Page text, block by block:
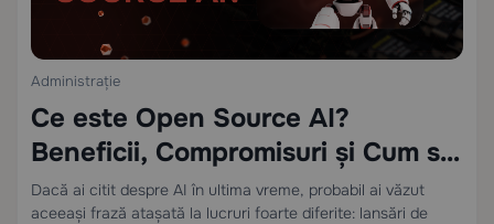
Administrație
Ce este Open Source AI?
Beneficii, Compromisuri și Cum să
Alegi
Dacă ai citit despre AI în ultima vreme, probabil ai văzut
aceeași frază atașată la lucruri foarte diferite: lansări de